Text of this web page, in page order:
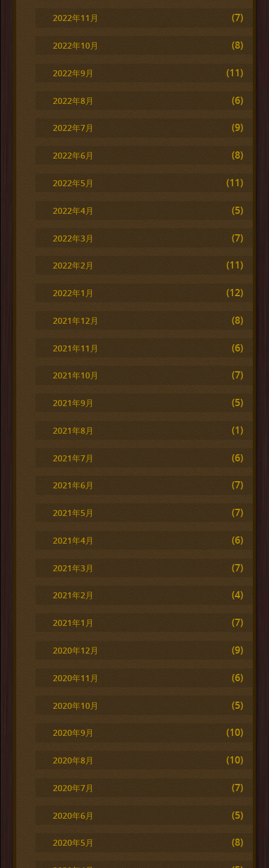
2022年11月 (7)
2022年10月 (8)
2022年9月 (11)
2022年8月 (6)
2022年7月 (9)
2022年6月 (8)
2022年5月 (11)
2022年4月 (5)
2022年3月 (7)
2022年2月 (11)
2022年1月 (12)
2021年12月 (8)
2021年11月 (6)
2021年10月 (7)
2021年9月 (5)
2021年8月 (1)
2021年7月 (6)
2021年6月 (7)
2021年5月 (7)
2021年4月 (6)
2021年3月 (7)
2021年2月 (4)
2021年1月 (7)
2020年12月 (9)
2020年11月 (6)
2020年10月 (5)
2020年9月 (10)
2020年8月 (10)
2020年7月 (7)
2020年6月 (5)
2020年5月 (8)